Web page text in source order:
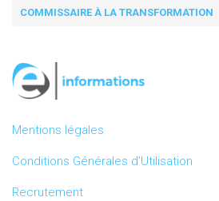
COMMISSAIRE À LA TRANSFORMATION
Mentions légales
Conditions Générales d’Utilisation
Recrutement